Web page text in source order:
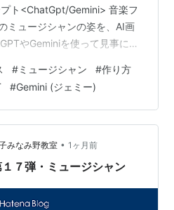
ト<ChatGpt/Gemini> 音楽フ
ミュージシャンの姿を、AI画
やGeminiを使って見事に表
て、臨場感あふれるライブの
な人物をリアルに描写するた
が非常に重要となります。 AI
ージシャン）作り方 プロンプ
#ミュージシャン #作り方
#Gemini (ジェミー)
みなみ野教室 • 1ヶ月前
１７弾・ミュージシャン